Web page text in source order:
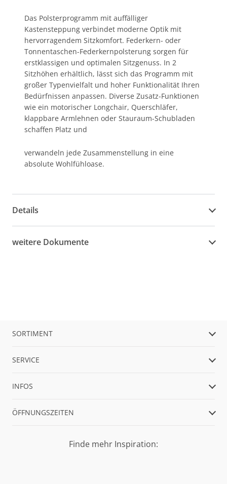
Das Polsterprogramm mit auffälliger
Kastensteppung verbindet moderne Optik mit
hervorragendem Sitzkomfort. Federkern- oder
Tonnentaschen-Federkernpolsterung sorgen für
erstklassigen und optimalen Sitzgenuss. In 2
Sitzhöhen erhältlich, lässt sich das Programm mit
großer Typenvielfalt und hoher Funktionalität Ihren
Bedürfnissen anpassen. Diverse Zusatz-Funktionen
wie ein motorischer Longchair, Querschläfer,
klappbare Armlehnen oder Stauraum-Schubladen
schaffen Platz und
verwandeln jede Zusammenstellung in eine
absolute Wohlfühloase.
Details
weitere Dokumente
SORTIMENT
SERVICE
INFOS
ÖFFNUNGSZEITEN
Finde mehr Inspiration: